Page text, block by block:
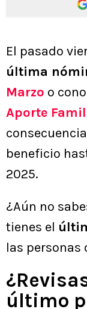
El pasado
última
Marzo o
Aporte
beneficio
2025.
¿Aún no
tienes el
las personas
último